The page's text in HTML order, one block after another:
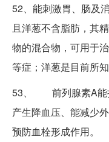
52、能刺激胃、肠及
且洋葱不含脂肪，其
物的混合物，可用于
等症；洋葱是目前所
53、 前列腺素A能
产生降血压、能减少
预防血栓形成作用。